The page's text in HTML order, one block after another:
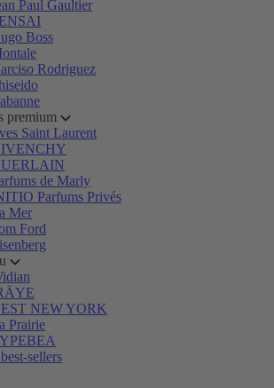
Paul Gaultier
Boss
Rodriguez
premium
Saint Laurent
de Marly
Parfums Privés
Mer
Ford
NEW YORK
Prairie
sellers